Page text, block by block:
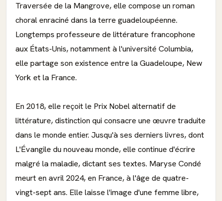
Traversée de la Mangrove, elle compose un roman
choral enraciné dans la terre guadeloupéenne.
Longtemps professeure de littérature francophone
aux États-Unis, notamment à l'université Columbia,
elle partage son existence entre la Guadeloupe, New
York et la France.
En 2018, elle reçoit le Prix Nobel alternatif de
littérature, distinction qui consacre une œuvre traduite
dans le monde entier. Jusqu'à ses derniers livres, dont
L'Évangile du nouveau monde, elle continue d'écrire
malgré la maladie, dictant ses textes. Maryse Condé
meurt en avril 2024, en France, à l'âge de quatre-
vingt-sept ans. Elle laisse l'image d'une femme libre,